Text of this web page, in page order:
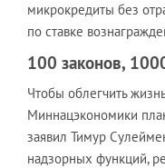
микрокредиты без
по ставке
100 законов,
Чтобы облегчить
Миннацэкономики
заявил Тимур
надзорных функций,